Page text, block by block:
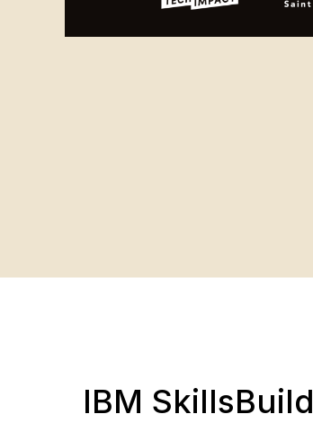
IBM SkillsBuild